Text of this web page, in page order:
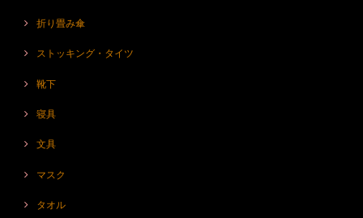
折り畳み傘
ストッキング・タイツ
靴下
寝具
文具
マスク
タオル